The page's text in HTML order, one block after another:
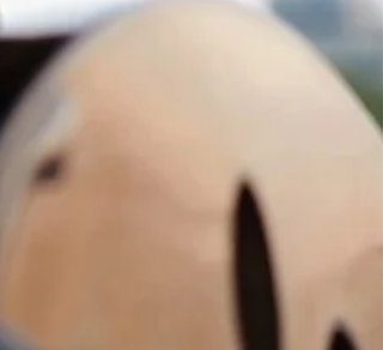
Sergi gerçeklik ve gerçekli